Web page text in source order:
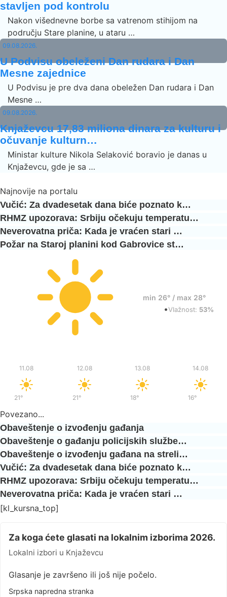
stavljen pod kontrolu
Nakon višednevne borbe sa vatrenom stihijom na
području Stare planine, u ataru …
09.08.2026.
U Podvisu obeleženi Dan rudara i Dan
Mesne zajednice
U Podvisu je pre dva dana obeležen Dan rudara i Dan
Mesne …
09.08.2026.
Knjaževcu 17,83 miliona dinara za kulturu i
očuvanje kulturn…
Ministar kulture Nikola Selaković boravio je danas u
Knjaževcu, gde je sa …
Najnovije na portalu
Vučić: Za dvadesetak dana biće poznato k…
RHMZ upozorava: Srbiju očekuju temperatu…
Neverovatna priča: Kada je vraćen stari …
Požar na Staroj planini kod Gabrovice st…
min 26° / max 28°
•Vlažnost: 53%
11.08
21°/
12.08
21°/
13.08
18°/
14.08
16°
Povezano...
Obaveštenje o izvođenju gađanja
Obaveštenje o gađanju policijskih službe…
Obaveštenje o izvođenju gađana na streli…
Vučić: Za dvadesetak dana biće poznato k…
RHMZ upozorava: Srbiju očekuju temperatu…
Neverovatna priča: Kada je vraćen stari …
[kl_kursna_top]
Za koga ćete glasati na lokalnim izborima 2026.
Lokalni izbori u Knjaževcu
Glasanje je završeno ili još nije počelo.
Srpska napredna stranka